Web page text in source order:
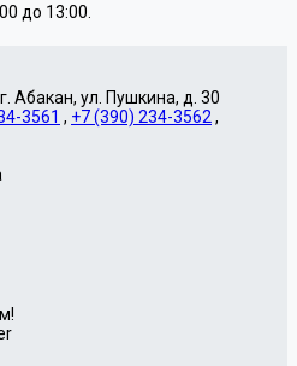
до 13:00.
Абакан, ул. Пушкина, д. 30
3561 , +7 (390) 234-3562 ,